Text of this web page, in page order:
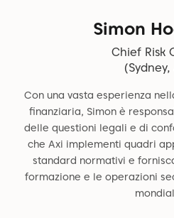
Simon
Chief Risk
(Sydney,
Con una vasta esperienza
finanziaria, Simon è
delle questioni legali e di
che Axi implementi quadri
standard normativi e
formazione e le operazioni